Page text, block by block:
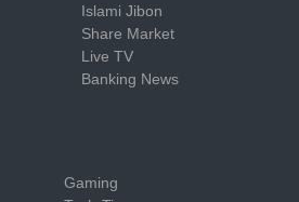
Islami Jibon
Share Market
Live TV
Banking News
Gaming